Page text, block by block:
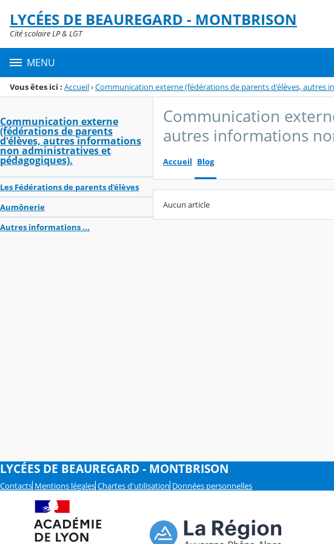
Menu de la rubrique
Contenu
LYCÉES DE BEAUREGARD - MONTBRISON
Cité scolaire LP & LGT
MENU
Vous êtes ici : Accueil›Communication externe (fédérations de parents d'élèves, autres
Communication externe
(fédérations de parents
d'élèves, autres informations
non administratives et
pédagogiques).
Les Fédérations de parents d'élèves
Aumônerie
Autres informations ...
Communication
autres informations
Accueil Blog
Aucun article
LYCÉES DE BEAUREGARD - MONTBRISON
Contacts Mentions légales Chartes d'utilisation Données personnelles